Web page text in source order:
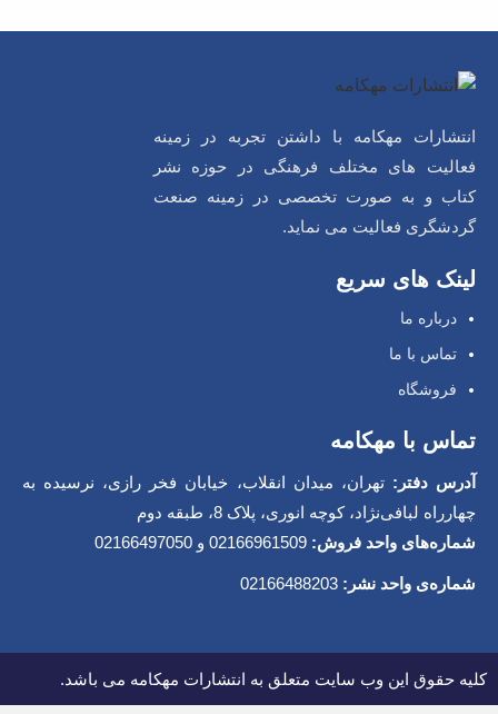
انتشارات مهکامه با داشتن تجربه در زمینه
فعالیت های مختلف فرهنگی در حوزه نشر
کتاب و به صورت تخصصی در زمینه صنعت
گردشگری فعالیت می نماید.
لینک های سریع
درباره ما
تماس با ما
فروشگاه
تماس با مهکامه
آدرس دفتر: تهران، میدان انقلاب، خیابان فخر رازی، نرسیده به
چهارراه لبافی‌نژاد، کوچه انوری، پلاک 8، طبقه دوم
شماره‌های واحد فروش:02166961509 و 02166497050
شماره‌‌ی واحد نشر: 02166488203
کلیه حقوق این وب سایت متعلق به انتشارات مهکامه می باشد.